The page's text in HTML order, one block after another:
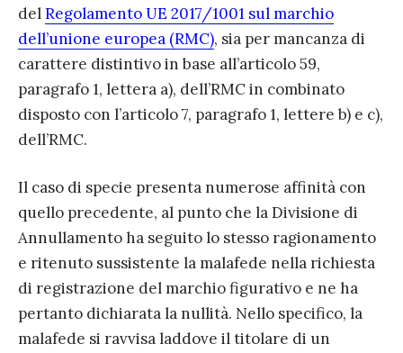
delRegolamento UE 2017/1001 sul marchio
dell’unione europea (RMC), sia per mancanza di
carattere distintivo in base all’articolo 59,
paragrafo 1, lettera a), dell’RMC in combinato
disposto con l’articolo 7, paragrafo 1, lettere b) e c),
dell’RMC.
Il caso di specie presenta numerose affinità con
quello precedente, al punto che la Divisione di
Annullamento ha seguito lo stesso ragionamento
e ritenuto sussistente la malafede nella richiesta
di registrazione del marchio figurativo e ne ha
pertanto dichiarata la nullità. Nello specifico, la
malafede si ravvisa laddove il titolare di un